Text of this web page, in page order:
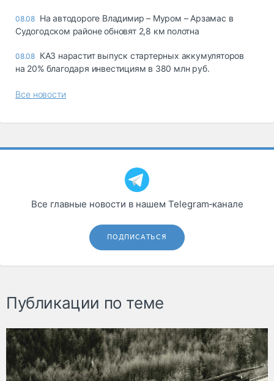
08.08 На автодороге Владимир – Муром – Арзамас в
Судогодском районе обновят 2,8 км полотна
08.08 КАЗ нарастит выпуск стартерных аккумуляторов
на 20% благодаря инвестициям в 380 млн руб.
Все новости
Все главные новости в нашем Telegram‑канале
ПОДПИСАТЬСЯ
Публикации по теме